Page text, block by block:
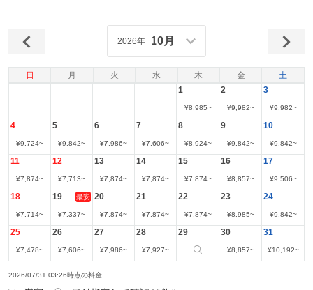
日 月 火 水 木 金 土
2026年 10月
1
¥8,985~
2
¥9,982~
3
¥9,982~
4
¥9,724~
5
¥9,842~
6
¥7,986~
7
¥7,606~
8
¥8,924~
9
¥9,842~
10
¥9,842~
11
¥7,874~
12
¥7,713~
13
¥7,874~
14
¥7,874~
15
¥7,874~
16
¥8,857~
17
¥9,506~
18
¥7,714~
19 最安
¥7,337~
20
¥7,874~
21
¥7,874~
22
¥7,874~
23
¥8,985~
24
¥9,842~
25
¥7,478~
26
¥7,606~
27
¥7,986~
28
¥7,927~
29 30
¥8,857~
31
¥10,192~
2026/07/31 03:26時点の料金